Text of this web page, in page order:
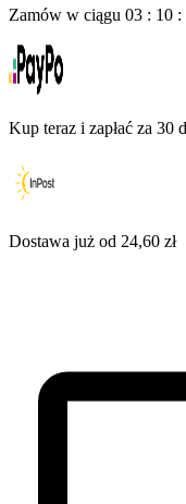
Zamów w ciągu 03 : 10 :
Kup teraz i zapłać za 30
Dostawa już od 24,60 zł